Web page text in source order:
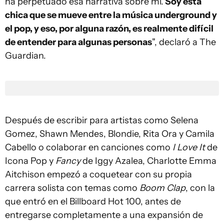
chica que se mueve entre la música underground y
el pop, y eso, por alguna razón, es realmente difícil
de entender para algunas personas", declaró a The
Guardian.
Después de escribir para artistas como Selena
Gomez, Shawn Mendes, Blondie, Rita Ora y Camila
Cabello o colaborar en canciones como I Love Itde
Icona Pop y Fancyde Iggy Azalea, Charlotte Emma
Aitchison empezó a coquetear con su propia
carrera solista con temas como Boom Clap, con la
que entró en el Billboard Hot 100, antes de
entregarse completamente a una expansión de